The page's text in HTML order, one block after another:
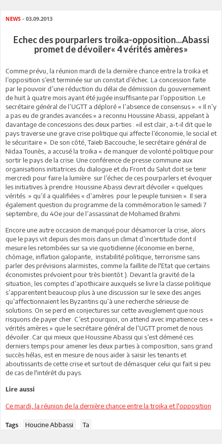
NEWS - 03.09.2013
Echec des pourparlers troika-opposition...Abassi
promet de dévoiler« 4 vérités amères»
Comme prévu, la réunion mardi de la dernière chance entre la troika et
l’opposition s’est terminée sur un constat d’échec. La concession faite
par le pouvoir d’une réduction du délai de démission du gouvernement
de huit à quatre mois ayant été jugée insuffisante par l’opposition. Le
secrétaire général de l’UGTT a déploré « l’absence de consensus ». « Il n’y
a pas eu de grandes avancées » a reconnu Houssine Abassi, appelant à
davantage de concessions des deux parties : «il est clair, a-t-il dit que le
pays traverse une grave crise politique qui affecte l’économie, le social et
le sécuritaire ». De son côté, Taïeb Baccouche, le secrétaire général de
Nidaa Tounès, a accusé la troika « de manquer de volonté politique pour
sortir le pays de la crise. Une conférence de presse commune aux
organisations initiatrices du dialogue et du Front du Salut doit se tenir
mercredi pour faire la lumière sur l’échec de ces pourparlers et évoquer
les initiatives à prendre. Houssine Abassi devrait dévoiler « quelques
vérités » qu’il a qualifiées « d’amères pour le peuple tunisien ». Il sera
également question du programme de la commémoration le samedi 7
septembre, du 40e jour de l’assassinat de Mohamed Brahmi.
Encore une autre occasion de manqué pour désamorcer la crise, alors
que le pays vit depuis des mois dans un climat d’incertitude dont il
mesure les retombées sur sa vie quotidienne (économie en berne,
chômage, inflation galopante, instabilité politique, terrorisme sans
parler des prévisions alarmistes, comme la faillite de l'Etat que certains
économistes prévoient pour très bientôt ). Devant la gravité de la
situation, les comptes d’apothicaire auxquels se livre la classe politique
s’apparentent beaucoup plus à une discussion sur le sexe des anges
qu’affectionnaient les Byzantins qu’à une recherche sérieuse de
solutions. On se perd en conjectures sur cette aveuglement que nous
risquons de payer cher. C’est pourquoi, on attend avec impatience ces «
vérités amères » que le secrétaire général de l’UGTT promet de nous
dévoiler. Car qui mieux que Houssine Abassi qui s’est démené ces
derniers temps pour amener les deux parties à composition, sans grand
succès hélas, est en mesure de nous aider à saisir les tenants et
aboutissants de cette crise et surtout de démasquer celui qui fait si peu
de cas de l'intérêt du pays.
Lire aussi
Ce mardi, la réunion de la dernière chance entre la troika et l'opposition
Tags : Houcine Abbassi Ta